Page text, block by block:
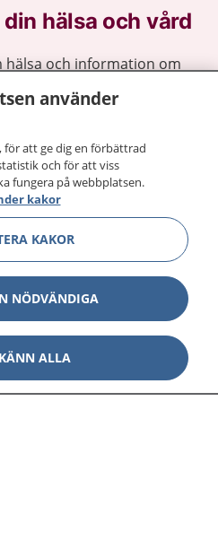
hälsa och vård
hälsa och information om
och göra dina
1177 för
runt.
må bättre.
Visa
Visa
Visa
använder
för att ge dig en förbättrad
och för att viss
fungera på webbplatsen.
kakor
KAKOR
NÖDVÄNDIGA
ALLA